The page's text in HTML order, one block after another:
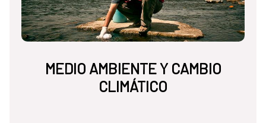
MEDIO AMBIENTE Y CAMBIO
CLIMÁTICO